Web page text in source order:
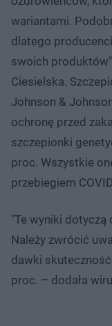
wariantami.
dlatego
swoich
Ciesielska.
Johnson &
ochronę przed
szczepionki
proc. Wszystkie
przebiegiem
"Te wyniki dotyczą
Należy zwrócić
dawki
proc. – dodała